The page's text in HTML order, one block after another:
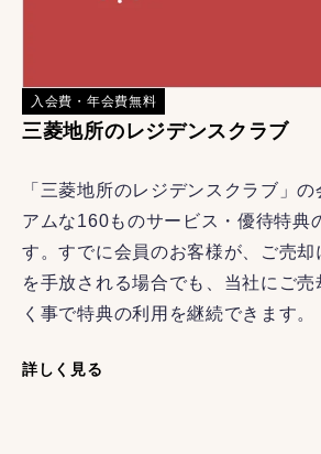
入会費・年会費無料
三菱地所のレジデンスクラブ
「三菱地所のレジデンスクラブ」の
アムな160ものサービス・優待特典
す。すでに会員のお客様が、ご売却
を手放される場合でも、当社にご
く事で特典の利用を継続できます。
詳しく見る